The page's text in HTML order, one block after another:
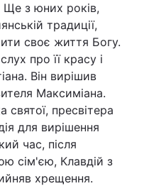
Війна
Політика
Світ
Наука
Лайт
Інциденти
Ще з юних років,
традиції,
своє життя Богу.
про її красу і
Він вирішив
Максиміана.
святої, пресвітера
для вирішення
час, після
сім'єю, Клавдій з
хрещення.